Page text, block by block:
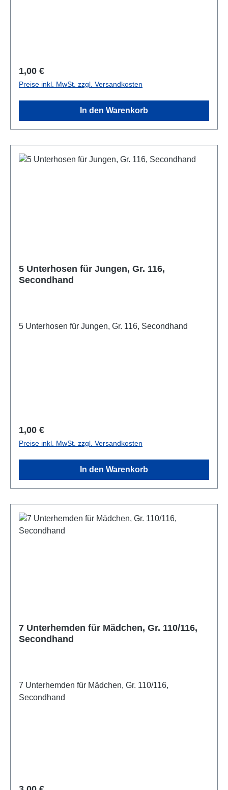
Regulärer Preis:
1,00 €
Preise inkl. MwSt. zzgl. Versandkosten
In den Warenkorb
5 Unterhosen für Jungen, Gr. 116,
Secondhand
5 Unterhosen für Jungen, Gr. 116, Secondhand
Regulärer Preis:
1,00 €
Preise inkl. MwSt. zzgl. Versandkosten
In den Warenkorb
7 Unterhemden für Mädchen, Gr. 110/116,
Secondhand
7 Unterhemden für Mädchen, Gr. 110/116,
Secondhand